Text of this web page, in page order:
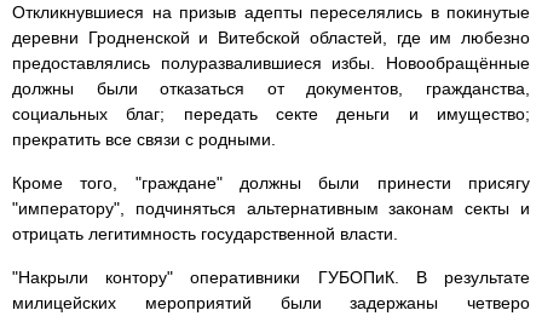
Откликнувшиеся на призыв адепты переселялись в покинутые
деревни Гродненской и Витебской областей, где им любезно
предоставлялись полуразвалившиеся избы. Новообращённые
должны были отказаться от документов, гражданства,
социальных благ; передать секте деньги и имущество;
прекратить все связи с родными.
Кроме того, "граждане" должны были принести присягу
"императору", подчиняться альтернативным законам секты и
отрицать легитимность государственной власти.
"Накрыли контору" оперативники ГУБОПиК. В результате
милицейских мероприятий были задержаны четверо